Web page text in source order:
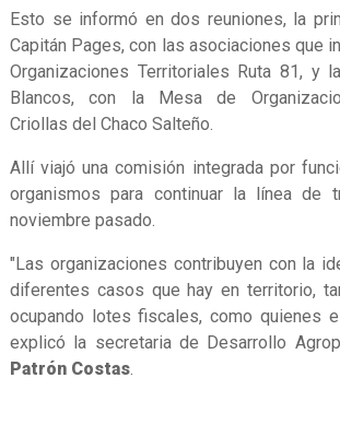
Esto se informó en dos reuniones, la
Capitán Pages, con las asociaciones que
Organizaciones Territoriales Ruta 81, y
Blancos, con la Mesa de
Criollas del Chaco Salteño.
Allí viajó una comisión integrada por
organismos para continuar la línea de
noviembre pasado.
"Las organizaciones contribuyen con la
diferentes casos que hay en territorio,
ocupando lotes fiscales, como quienes
explicó la secretaria de Desarrollo
Patrón Costas.